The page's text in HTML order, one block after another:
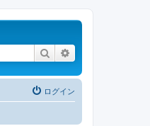
検索
ログイン